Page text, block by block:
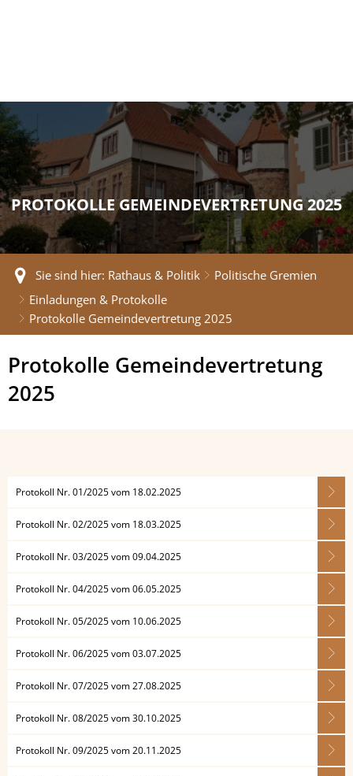
PROTOKOLLE GEMEINDEVERTRETUNG 2025
Sie sind hier: Rathaus & Politik
Politische Gremien
Einladungen & Protokolle
Protokolle Gemeindevertretung 2025
Protokolle
Gemeindevertretung
Protokolle Gemeindevertretung
2025
Protokoll Nr. 01/2025 vom 18.02.2025
Protokoll Nr. 02/2025 vom 18.03.2025
Protokoll Nr. 03/2025 vom 09.04.2025
Protokoll Nr. 04/2025 vom 06.05.2025
Protokoll Nr. 05/2025 vom 10.06.2025
Protokoll Nr. 06/2025 vom 03.07.2025
Protokoll Nr. 07/2025 vom 27.08.2025
Protokoll Nr. 08/2025 vom 30.10.2025
Protokoll Nr. 09/2025 vom 20.11.2025